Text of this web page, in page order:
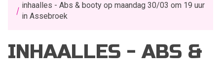
inhaalles - Abs & booty op maandag 30/03 om 19 uur
in Assebroek
INHAALLES - ABS &